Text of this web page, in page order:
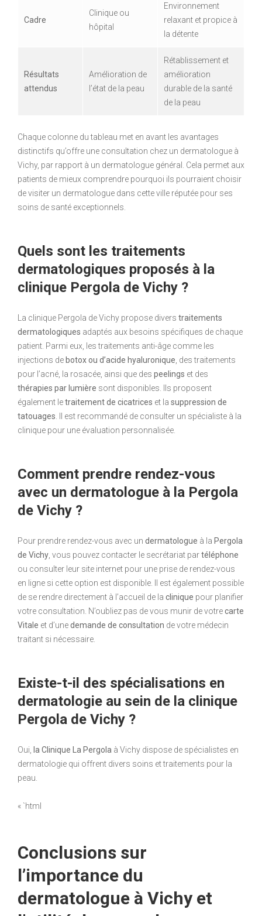
Cadre
Clinique ou
hôpital
Environnement
relaxant et propice à
la détente
Résultats
attendus
Amélioration de
l’état de la peau
Rétablissement et
amélioration
durable de la santé
de la peau
Chaque colonne du tableau met en avant les avantages
distinctifs qu’offre une consultation chez un dermatologue à
Vichy, par rapport à un dermatologue général. Cela permet aux
patients de mieux comprendre pourquoi ils pourraient choisir
de visiter un dermatologue dans cette ville réputée pour ses
soins de santé exceptionnels.
Quels sont les traitements
dermatologiques proposés à la
clinique Pergola de Vichy ?
La clinique Pergola de Vichy propose divers traitements
dermatologiques adaptés aux besoins spécifiques de chaque
patient. Parmi eux, les traitements anti-âge comme les
injections de botox ou d’acide hyaluronique , des traitements
pour l’acné, la rosacée, ainsi que des peelings et des
thérapies par lumière sont disponibles. Ils proposent
également letraitement de cicatrices et la suppression de
tatouages . Il est recommandé de consulter un spécialiste à la
clinique pour une évaluation personnalisée.
Comment prendre rendez-vous
avec un dermatologue à la Pergola
de Vichy ?
Pour prendre rendez-vous avec un dermatologue à la Pergola
de Vichy , vous pouvez contacter le secrétariat partéléphone
ou consulter leur site internet pour une prise de rendez-vous
en ligne si cette option est disponible. Il est également possible
de se rendre directement à l’accueil de la clinique pour planifier
votre consultation. N’oubliez pas de vous munir de votrecarte
Vitale et d’unedemande de consultation de votre médecin
traitant si nécessaire.
Existe-t-il des spécialisations en
dermatologie au sein de la clinique
Pergola de Vichy ?
Oui, la Clinique La Pergola à Vichy dispose de spécialistes en
dermatologie qui offrent divers soins et traitements pour la
peau.
« `html
Conclusions sur
l’importance du
dermatologue à Vichy et